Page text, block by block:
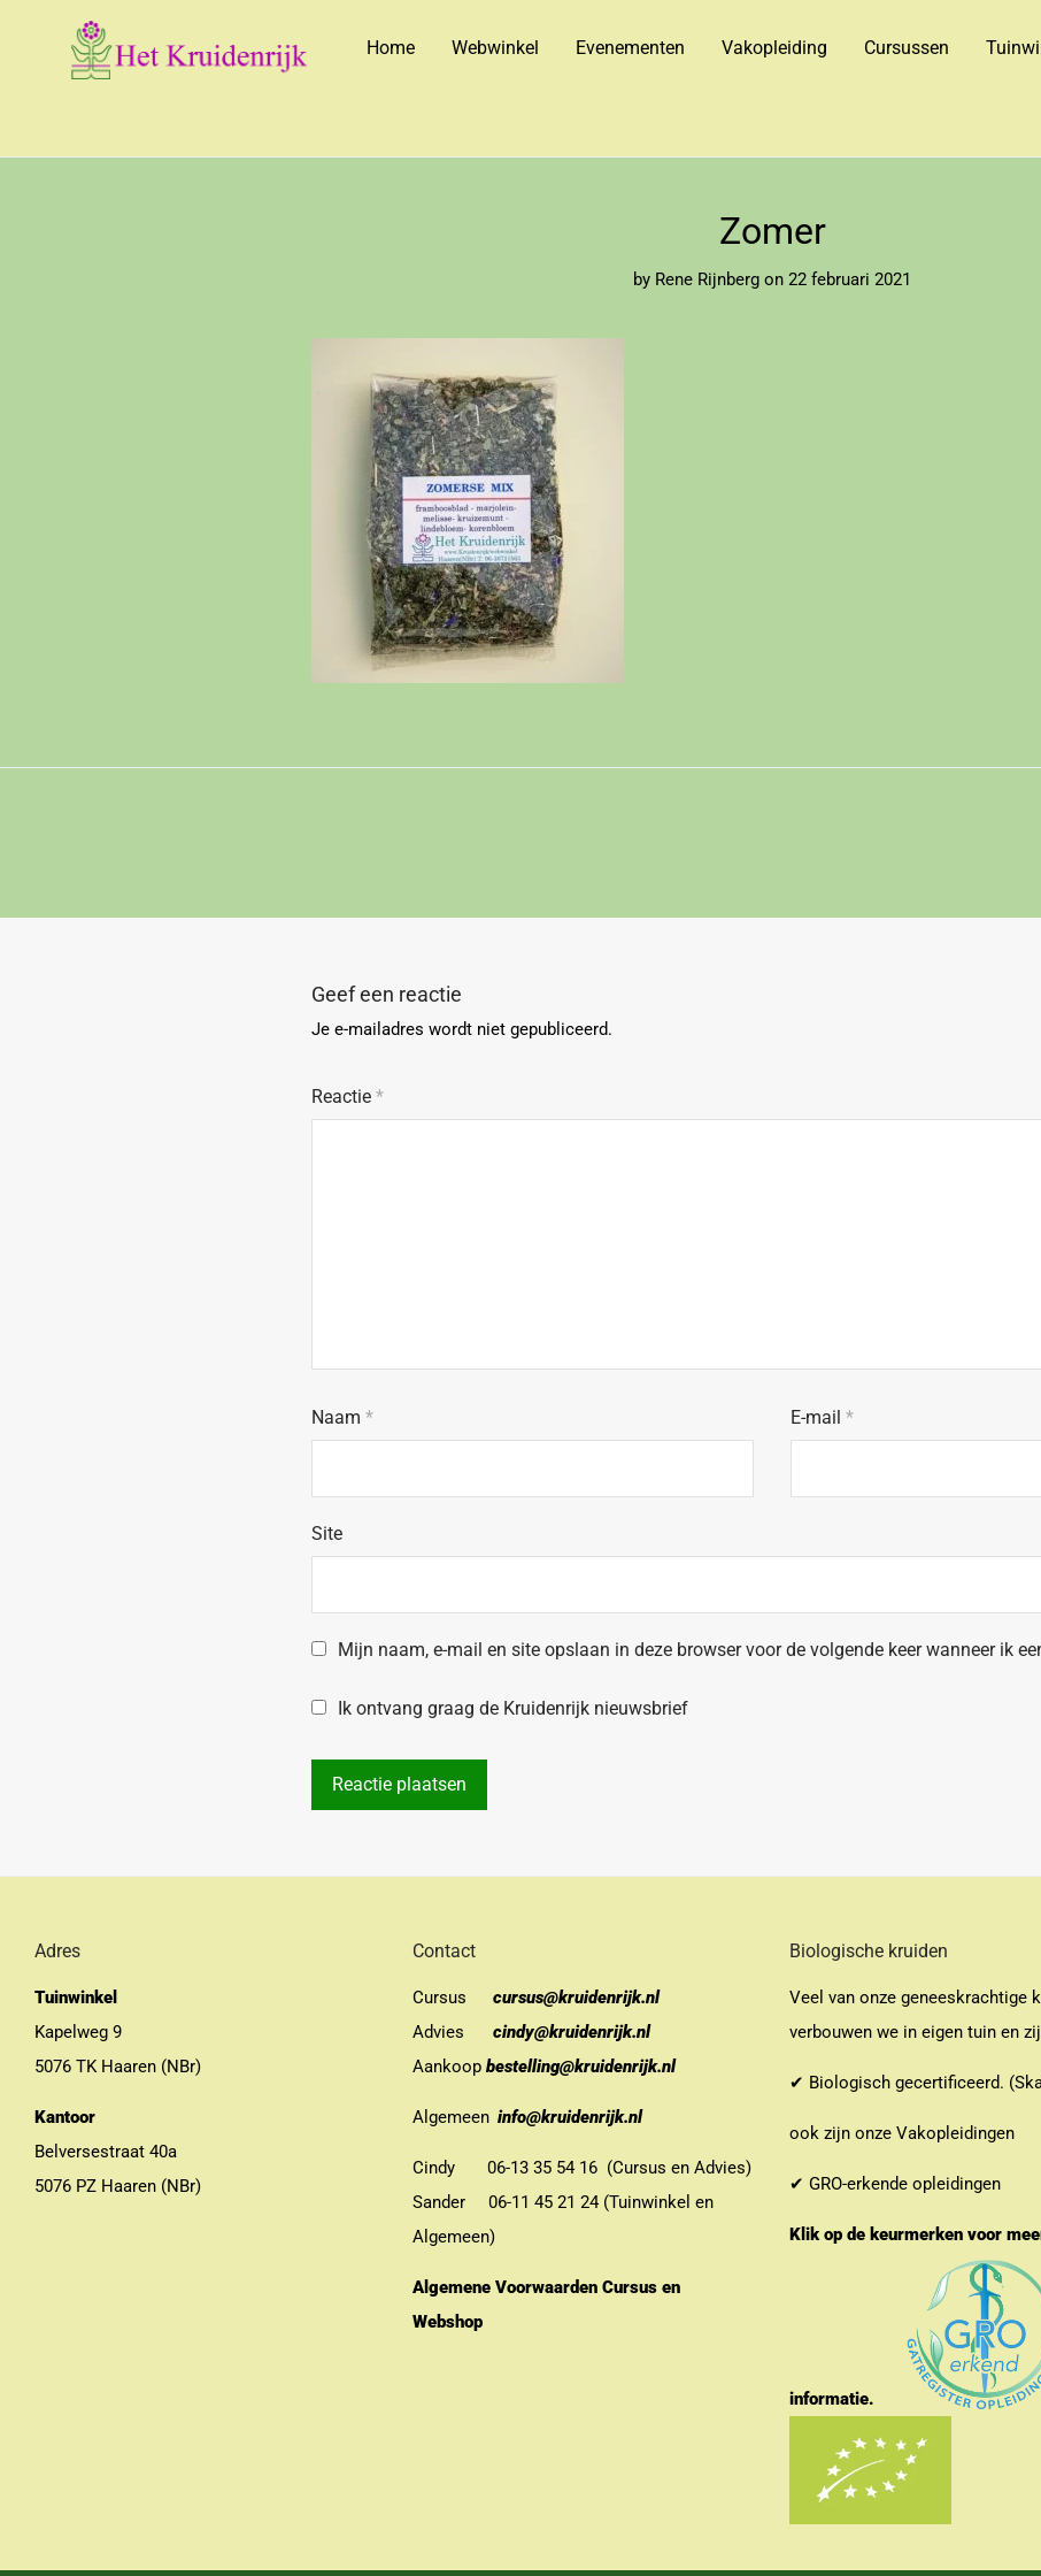
Home Webwinkel Evenementen Vakopleiding Cursussen
Zomer
by Rene Rijnberg on 22 februari 2021
Geef een reactie
Je e-mailadres wordt niet gepubliceerd.
Reactie *
Naam * E-mail*
Site
Mijn naam, e-mail en site opslaan in deze browser voor de volgende keer wanneer ik
Ik ontvang graag de Kruidenrijk nieuwsbrief
Adres
Tuinwinkel
Kapelweg 9
5076 TK Haaren (NBr)
Kantoor
Belversestraat 40a
5076 PZ Haaren (NBr)
Contact
Cursus
cursus@kruidenrijk.nl
Advies
cindy@kruidenrijk.nl
Aankoop bestelling@kruidenrijk.nl
Algemeen info@kruidenrijk.nl
Cindy 06-13 35 54 16 (Cursus en Advies)
Sander 06-11 45 21 24 (Tuinwinkel en
Algemeen)
Algemene Voorwaarden Cursus en
Webshop
Biologische kruiden
Veel van onze geneeskrachtige
verbouwen we in eigen tuin en
✔ Biologisch gecertificeerd.
ook zijn onze Vakopleidingen
✔ GRO-erkende opleidingen
Klik op de keurmerken voor
informatie.